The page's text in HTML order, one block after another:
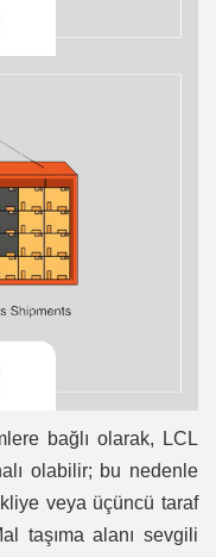
bağlı olarak, LCL
olabilir; bu nedenle
veya üçüncü taraf
taşıma alanı sevgili